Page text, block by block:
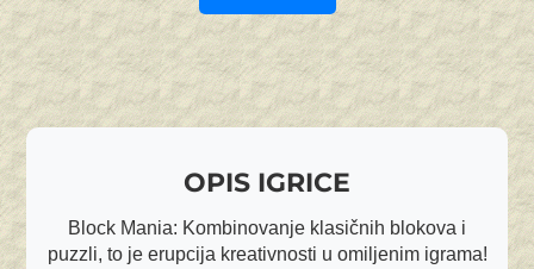
OPIS IGRICE
Block Mania: Kombinovanje klasičnih blokova i
puzzli, to je erupcija kreativnosti u omiljenim igrama!